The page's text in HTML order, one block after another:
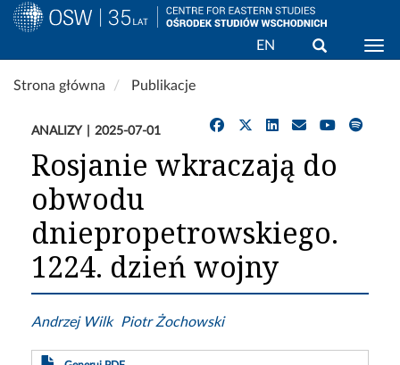
Przejdź
do
EN Wyszukaj
Strona główna Publikacje
ANALIZY 2025-07-01
Rosjanie wkraczają do
obwodu
dniepropetrowskiego.
1224. dzień wojny
Andrzej Wilk Piotr Żochowski